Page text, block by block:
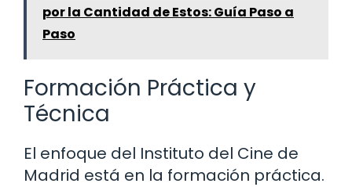
por la Cantidad de Estos: Guía Paso a
Paso
Formación Práctica y
Técnica
El enfoque del Instituto del Cine de
Madrid está en la formación práctica.